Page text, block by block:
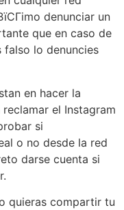
denunciar un
que en caso de
falso lo denuncies
en hacer la
el Instagram
si
o no desde la red
darse cuenta si
quieras compartir tu